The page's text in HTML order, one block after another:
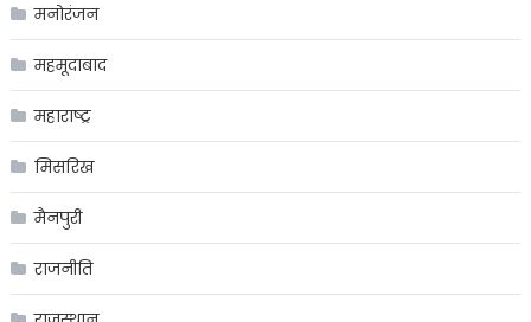
मनोरंजन
महमूदाबाद
महाराष्ट्र
मिसरिख
मैनपुरी
राजनीति